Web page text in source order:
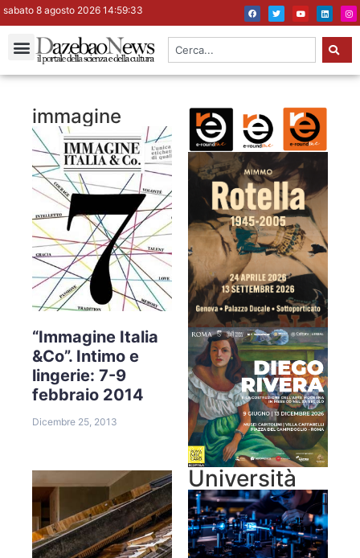
sabato 8 agosto 2026 14:59:34
immagine
“Immagine Italia
&Co”. Intimo e
lingerie: 7-9
febbraio 2014
Dicembre 25, 2013
Università